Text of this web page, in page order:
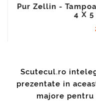
Pur Zellin -
4 X
Scutecul.ro
prezentate in
majore